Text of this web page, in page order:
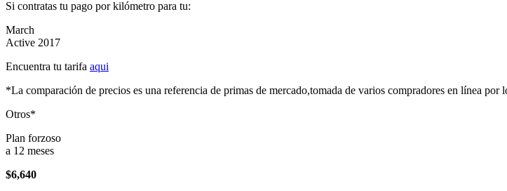
Si contratas tu pago por kilómetro para tu:
March
Active 2017
Encuentra tu tarifa aqui
*La comparación de precios es una referencia de primas de mercado,tomada de varios compradores en línea por
Otros*
Plan forzoso
a 12 meses
$6,640